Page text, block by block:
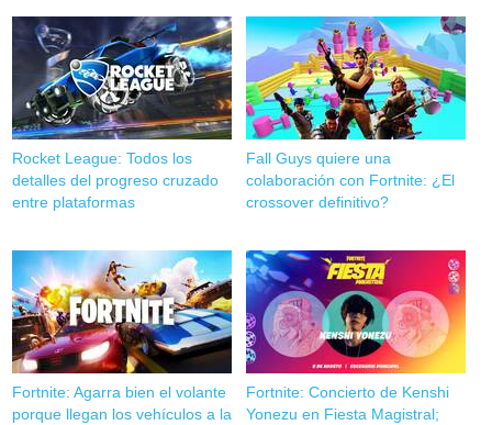
Rocket League: Todos los
detalles del progreso cruzado
entre plataformas
Fall Guys quiere una
colaboración con Fortnite: ¿El
crossover definitivo?
Fortnite: Agarra bien el volante
porque llegan los vehículos a la
Fortnite: Concierto de Kenshi
Yonezu en Fiesta Magistral;